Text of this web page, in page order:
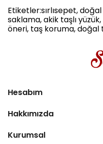
Etiketler:sırlısepet,
saklama, akik taşlı
öneri, taş koruma, doğal
Hesabım
Hakkımızda
Kurumsal